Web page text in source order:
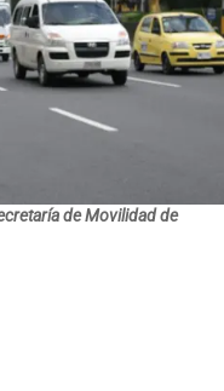
de Movilidad de